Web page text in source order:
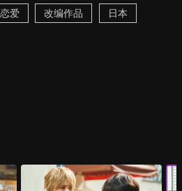
爱 改编作品 日本